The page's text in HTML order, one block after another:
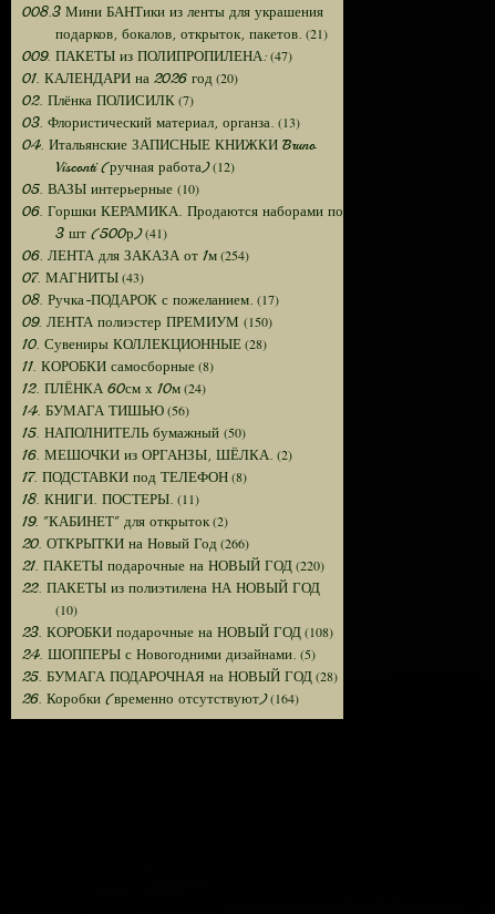
008.3 Мини БАНТики из ленты для украшения
подарков, бокалов, открыток, пакетов. (21)
009. ПАКЕТЫ из ПОЛИПРОПИЛЕНА:(47)
01. КАЛЕНДАРИ на 2026 год (20)
02. Плёнка ПОЛИСИЛК(7)
03. Флористический материал, органза. (13)
04. Итальянские ЗАПИСНЫЕ КНИЖКИ Bruno
Visconti (ручная работа)(12)
05. ВАЗЫ интерьерные (10)
06. Горшки КЕРАМИКА. Продаются наборами по
3 шт (500р)(41)
06. ЛЕНТА для ЗАКАЗА от 1м(254)
07. МАГНИТЫ(43)
08. Ручка-ПОДАРОК с пожеланием. (17)
09. ЛЕНТА полиэстер ПРЕМИУМ (150)
10. Сувениры КОЛЛЕКЦИОННЫЕ(28)
11. КОРОБКИ самосборные(8)
12. ПЛЁНКА 60см х 10м(24)
14. БУМАГА ТИШЬЮ(56)
15. НАПОЛНИТЕЛЬ бумажный (50)
16. МЕШОЧКИ из ОРГАНЗЫ, ШЁЛКА. (2)
17. ПОДСТАВКИ под ТЕЛЕФОН(8)
18. КНИГИ. ПОСТЕРЫ. (11)
19. "КАБИНЕТ" для открыток(2)
20. ОТКРЫТКИ на Новый Год (266)
21. ПАКЕТЫ подарочные на НОВЫЙ ГОД(220)
22. ПАКЕТЫ из полиэтилена НА НОВЫЙ ГОД
(10)
23. КОРОБКИ подарочные на НОВЫЙ ГОД(108)
24. ШОППЕРЫ с Новогодними дизайнами. (5)
25. БУМАГА ПОДАРОЧНАЯ на НОВЫЙ ГОД(28)
26. Коробки (временно отсутствуют)(164)